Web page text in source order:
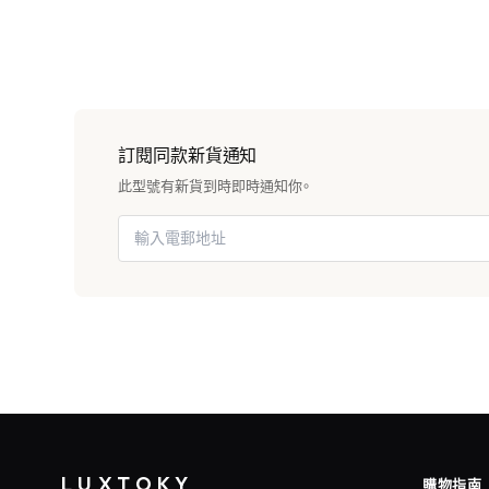
訂閱同款新貨通知
此型號有新貨到時即時通知你。
購物指南